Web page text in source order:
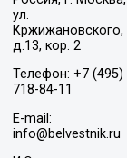
ул.
Кржижановского,
д.13, кор. 2
Телефон: +7 (495)
718-84-11
E-mail:
info@belvestnik.ru